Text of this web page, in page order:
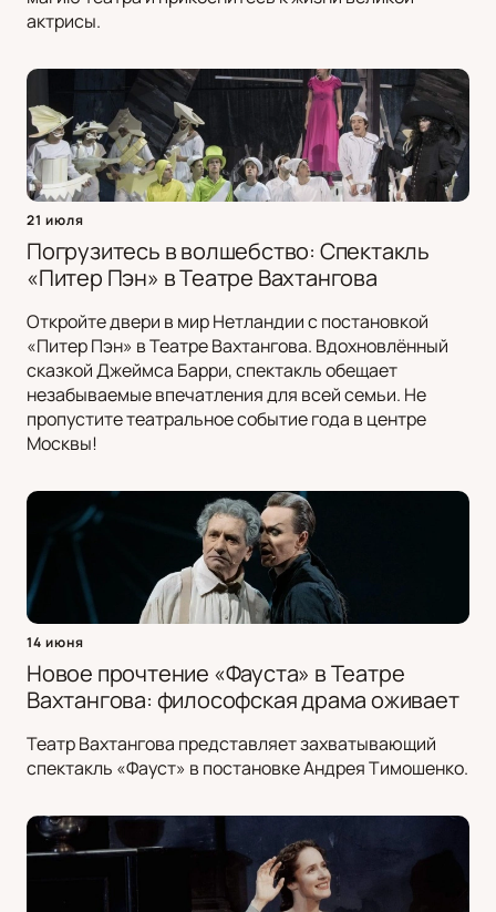
актрисы.
21 июля
Погрузитесь в волшебство: Спектакль
«Питер Пэн» в Театре Вахтангова
Откройте двери в мир Нетландии с постановкой
«Питер Пэн» в Театре Вахтангова. Вдохновлённый
сказкой Джеймса Барри, спектакль обещает
незабываемые впечатления для всей семьи. Не
пропустите театральное событие года в центре
Москвы!
14 июня
Новое прочтение «Фауста» в Театре
Вахтангова: философская драма оживает
Театр Вахтангова представляет захватывающий
спектакль «Фауст» в постановке Андрея Тимошенко.